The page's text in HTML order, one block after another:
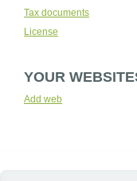
Tax documents
License
YOUR
Add web